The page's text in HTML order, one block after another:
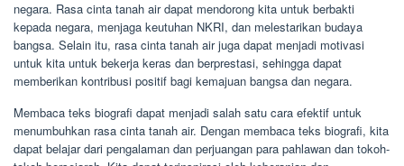
negara. Rasa cinta tanah air dapat mendorong kita untuk berbakti
kepada negara, menjaga keutuhan NKRI, dan melestarikan budaya
bangsa. Selain itu, rasa cinta tanah air juga dapat menjadi motivasi
untuk kita untuk bekerja keras dan berprestasi, sehingga dapat
memberikan kontribusi positif bagi kemajuan bangsa dan negara.
Membaca teks biografi dapat menjadi salah satu cara efektif untuk
menumbuhkan rasa cinta tanah air. Dengan membaca teks biografi, kita
dapat belajar dari pengalaman dan perjuangan para pahlawan dan tokoh-